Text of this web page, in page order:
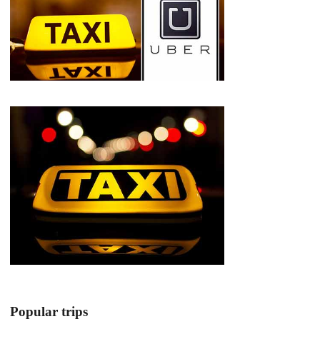
Popular trips